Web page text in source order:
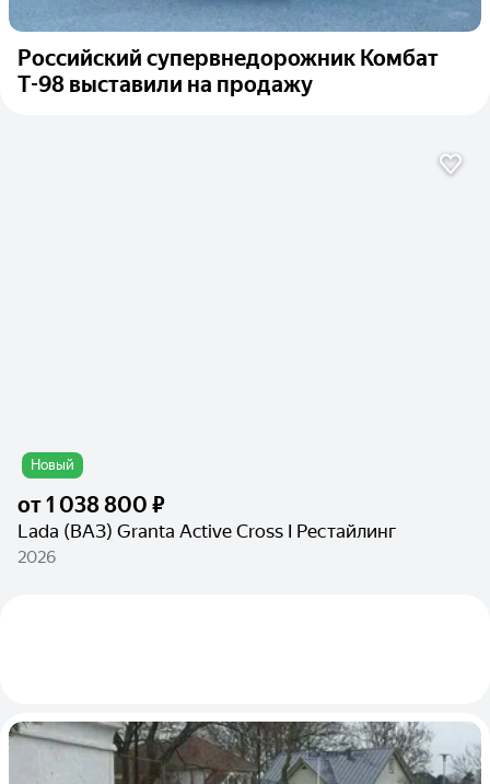
Российский супервнедорожник Комбат
Т-98 выставили на продажу
Новый
от1 038 800 ₽
Lada (ВАЗ) Granta Active Cross I Рестайлинг
2026